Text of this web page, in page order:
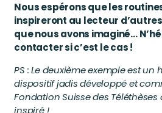
Nous espérons que les
inspireront au lecteur
que nous avons imaginé…
contacter si c’est le cas !
PS : Le deuxième exemple est
dispositif jadis développé et
Fondation Suisse des
inspiré !